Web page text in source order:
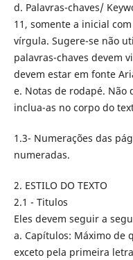
d. Palavras-chaves/
11, somente a inicial
vírgula. Sugere-se não
palavras-chaves devem
devem estar em fonte
e. Notas de rodapé. Não
inclua-as no corpo do
1.3- Numerações das
numeradas.
2. ESTILO DO TEXTO
2.1 - Titulos
Eles devem seguir a
a. Capítulos: Máximo de
exceto pela primeira